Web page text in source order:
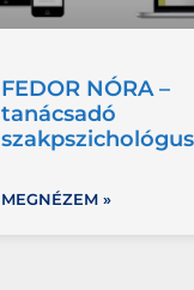
FEDOR NÓRA –
tanácsadó
szakpszichológus
MEGNÉZEM »